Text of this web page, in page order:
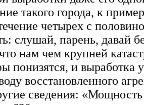
такого города, к
четырех с
слушай, парень, давай
нам чем крупней
понизятся, и выработка
восстановленного
сведения: